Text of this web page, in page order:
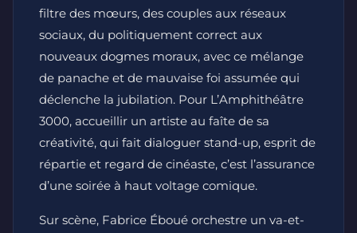
filtre des mœurs, des couples aux réseaux
sociaux, du politiquement correct aux
nouveaux dogmes moraux, avec ce mélange
de panache et de mauvaise foi assumée qui
déclenche la jubilation. Pour L’Amphithéâtre
3000, accueillir un artiste au faîte de sa
créativité, qui fait dialoguer stand-up, esprit de
répartie et regard de cinéaste, c’est l’assurance
d’une soirée à haut voltage comique.
Sur scène, Fabrice Éboué orchestre un va-et-